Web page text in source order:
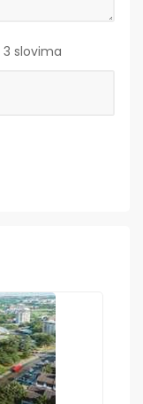
slovima